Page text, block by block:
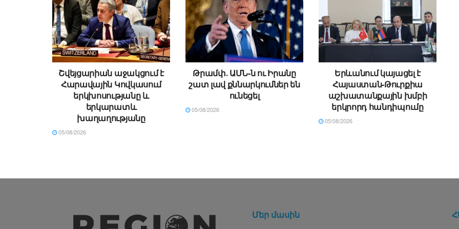
Շվեյցարիան աջակցում է
Հարավային Կովկասում
երկխոսությանը և
երկարատև
խաղաղությանը
05/08/2026
Թրամփ․ ԱՄՆ-ն ու Իրանը
շատ լավ քննարկումներ են
ունեցել
05/08/2026
Երևանում կայացել է
Հայաստան-Թուրքիա
աշխատանքային խմբի
երկրորդ հանդիպումը
05/08/2026
Մեր մասին